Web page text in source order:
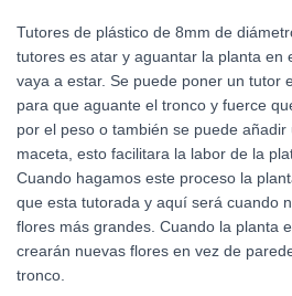
Tutores de plástico de 8mm de
tutores es atar y aguantar la planta en
vaya a estar. Se puede poner un tutor
para que aguante el tronco y fuerce
por el peso o también se puede
maceta, esto facilitara la labor de la
Cuando hagamos este proceso la
que esta tutorada y aquí será cuando
flores más grandes. Cuando la planta
crearán nuevas flores en vez de
tronco.